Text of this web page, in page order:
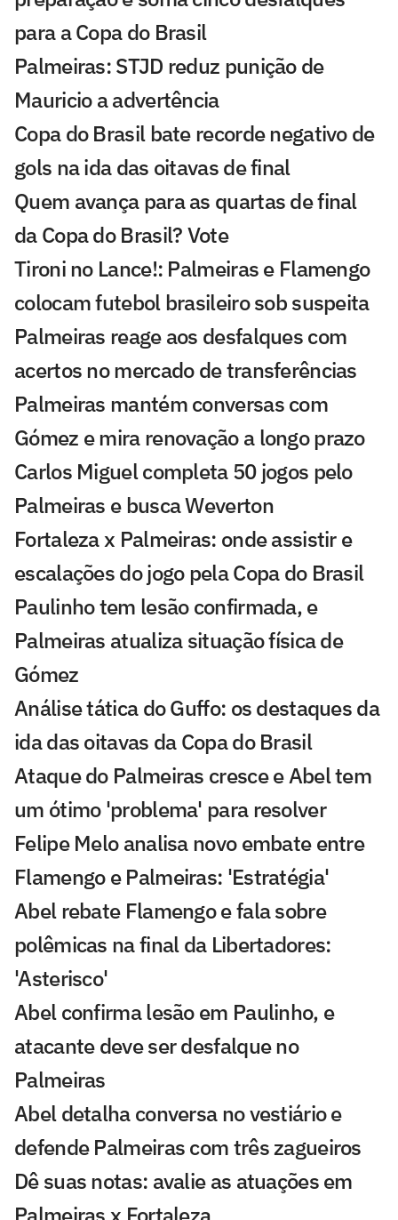
para a Copa do Brasil
Palmeiras: STJD reduz punição de
Mauricio a advertência
Copa do Brasil bate recorde negativo de
gols na ida das oitavas de final
Quem avança para as quartas de final
da Copa do Brasil? Vote
Tironi no Lance!: Palmeiras e Flamengo
colocam futebol brasileiro sob suspeita
Palmeiras reage aos desfalques com
acertos no mercado de transferências
Palmeiras mantém conversas com
Gómez e mira renovação a longo prazo
Carlos Miguel completa 50 jogos pelo
Palmeiras e busca Weverton
Fortaleza x Palmeiras: onde assistir e
escalações do jogo pela Copa do Brasil
Paulinho tem lesão confirmada, e
Palmeiras atualiza situação física de
Gómez
Análise tática do Guffo: os destaques da
ida das oitavas da Copa do Brasil
Ataque do Palmeiras cresce e Abel tem
um ótimo 'problema' para resolver
Felipe Melo analisa novo embate entre
Flamengo e Palmeiras: 'Estratégia'
Abel rebate Flamengo e fala sobre
polêmicas na final da Libertadores:
'Asterisco'
Abel confirma lesão em Paulinho, e
atacante deve ser desfalque no
Palmeiras
Abel detalha conversa no vestiário e
defende Palmeiras com três zagueiros
Dê suas notas: avalie as atuações em